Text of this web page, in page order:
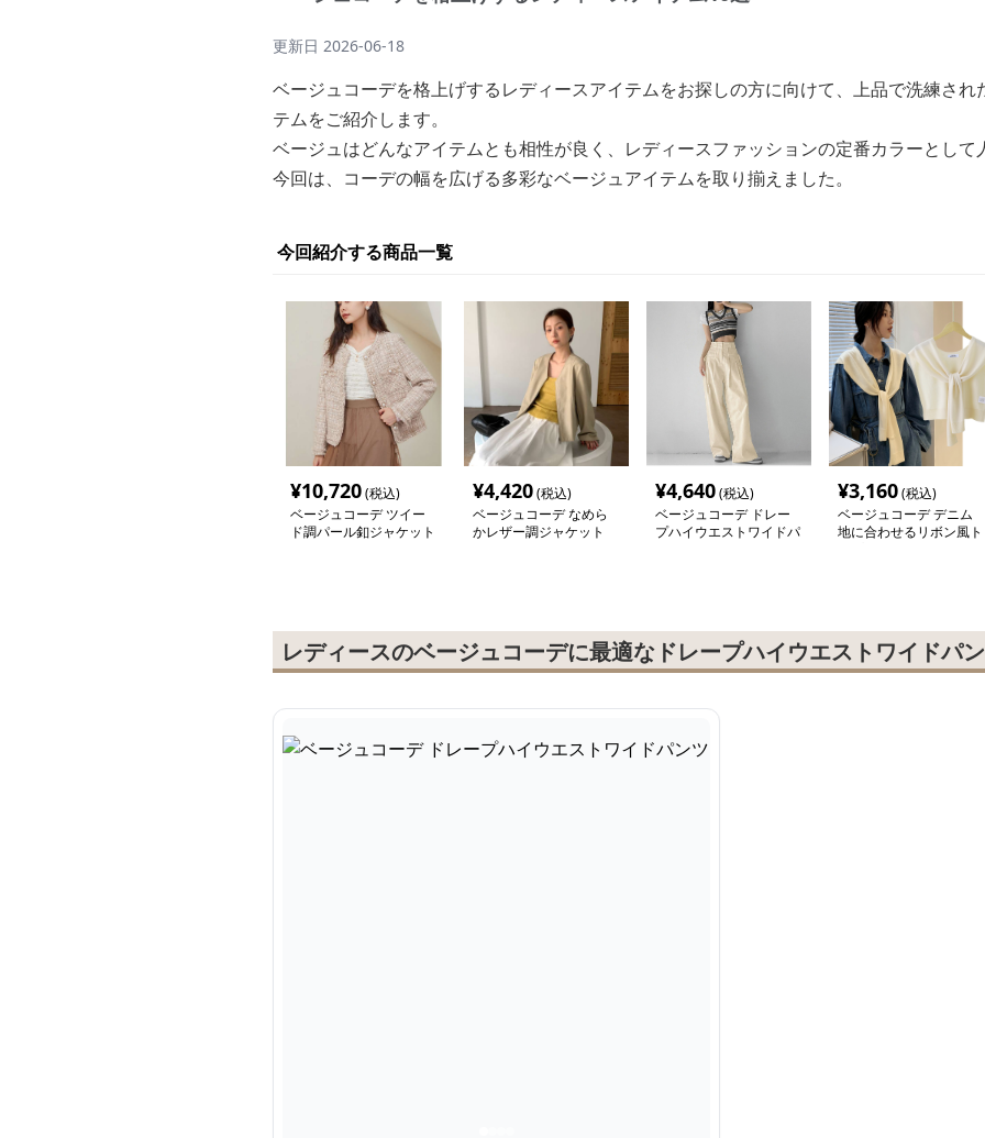
更新日 2026-06-18
ベージュコーデを格上げするレディースアイテムをお探しの方に向けて、上品で洗練され
テムをご紹介します。
ベージュはどんなアイテムとも相性が良く、レディースファッションの定番カラーとして
今回は、コーデの幅を広げる多彩なベージュアイテムを取り揃えました。
今回紹介する商品一覧
¥10,720(税込)
ベージュコーデ ツイー
ド調パール釦ジャケット
¥4,420(税込)
ベージュコーデ なめら
かレザー調ジャケット
¥4,640(税込)
ベージュコーデ ドレー
プハイウエストワイドパ
¥3,160(税込)
ベージュコーデ デニム
地に合わせるリボン風ト
レディースのベージュコーデに最適なドレープハイウエストワイドパ